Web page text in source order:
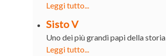
Leggi tutto...
Sisto V
Uno dei più grandi papi della storia
Leggi tutto...